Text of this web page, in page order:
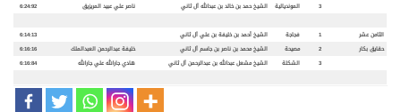
3
المونديالية الشيخ حمد بن خالد بن عبدالله آل ثاني ناصر علي عبيد المريزيق 6:24:92
الثامن عشر 1 فجاجة الشيخ أحمد بن خليفة بن علي آل ثاني
6:14:13
حقايق بكار
2 مصيحة الشيخ محمد بن ناصر بن جاسم آل ثاني خليفة عبدالرحمن العبدالملك
6:16:16
3
الشكلة الشيخ مشعل عبدالله بن عبدالرحمن آل ثاني هادي جارالله علي جارالله 6:16:84